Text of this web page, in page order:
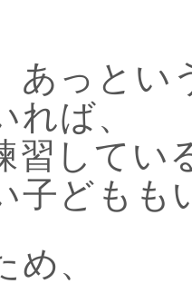
あっとい
れば、
習してい
子どもも
め、